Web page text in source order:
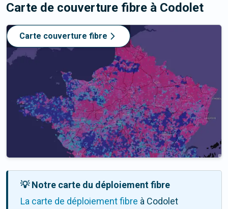
Carte de couverture fibre à Codolet
Carte couverture fibre
💡 Notre carte du déploiement fibre
La carte de déploiement fibre à Codolet